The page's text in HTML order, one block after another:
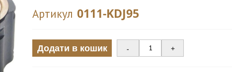
Артикул 0111-KDJ95
Додати в кошик - +